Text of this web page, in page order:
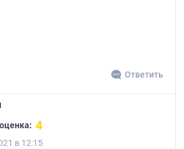
Ответить
4
в 12:15